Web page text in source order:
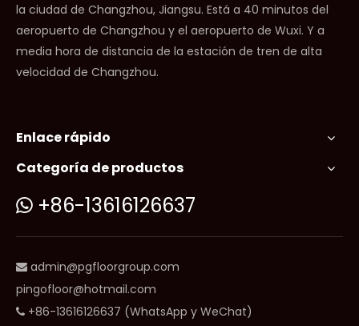
la ciudad de Changzhou, Jiangsu. Está a 40 minutos del
aeropuerto de Changzhou y el aeropuerto de Wuxi. Y a
media hora de distancia de la estación de tren de alta
velocidad de Changzhou.
Enlace rápido
Categoría de productos
 +86-13616126637
 admin@pgfloorgroup.com
pingofloor@hotmail.com
 +86-13616126637 (WhatsApp y WeChat)